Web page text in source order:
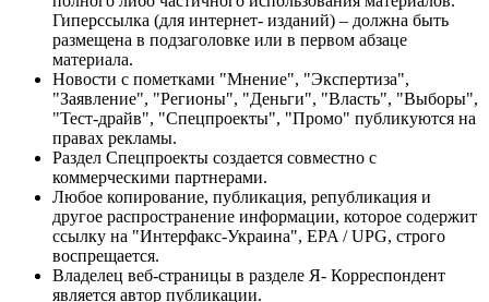
Гиперссылка (для интернет- изданий) – должна быть
размещена в подзаголовке или в первом абзаце
материала.
Новости с пометками "Мнение", "Экспертиза",
"Заявление", "Регионы", "Деньги", "Власть", "Выборы",
"Тест-драйв", "Спецпроекты", "Промо" публикуются на
правах рекламы.
Раздел Спецпроекты создается совместно с
коммерческими партнерами.
Любое копирование, публикация, републикация и
другое распространение информации, которое содержит
ссылку на "Интерфакс-Украина", EPA / UPG, строго
воспрещается.
Владелец веб-страницы в разделе Я- Корреспондент
является автор публикации.